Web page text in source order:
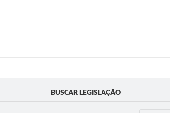
BUSCAR LEGISLAÇÃO